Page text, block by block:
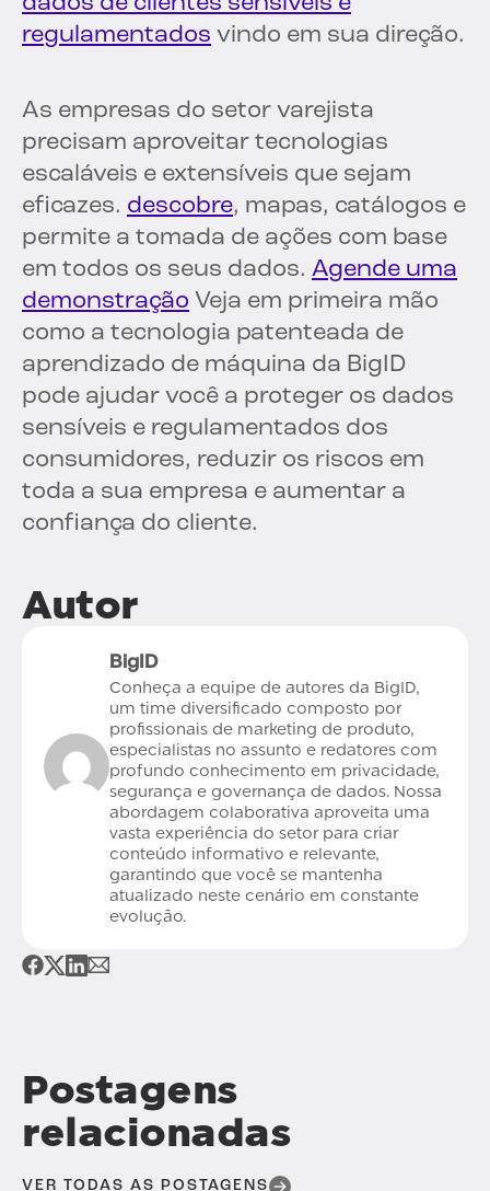
regulamentados vindo em sua direção.
As empresas do setor varejista
precisam aproveitar tecnologias
escaláveis e extensíveis que sejam
eficazes. descobre, mapas, catálogos e
permite a tomada de ações com base
em todos os seus dados. Agende uma
demonstração Veja em primeira mão
como a tecnologia patenteada de
aprendizado de máquina da BigID
pode ajudar você a proteger os dados
sensíveis e regulamentados dos
consumidores, reduzir os riscos em
toda a sua empresa e aumentar a
confiança do cliente.
Autor
BigID
Conheça a equipe de autores da BigID,
um time diversificado composto por
profissionais de marketing de produto,
especialistas no assunto e redatores com
profundo conhecimento em privacidade,
segurança e governança de dados. Nossa
abordagem colaborativa aproveita uma
vasta experiência do setor para criar
conteúdo informativo e relevante,
garantindo que você se mantenha
atualizado neste cenário em constante
evolução.
Postagens
relacionadas
VER TODAS AS POSTAGENS